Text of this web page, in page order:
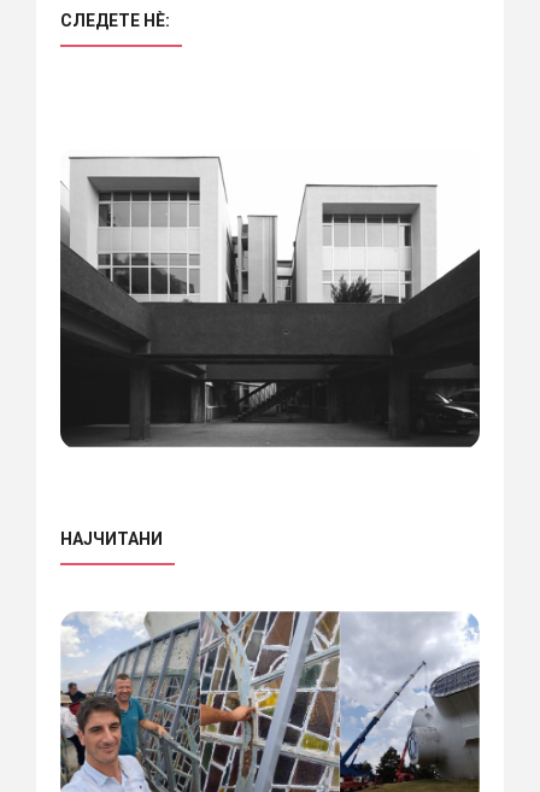
СЛЕДЕТЕ НÈ:
НАЈЧИТАНИ